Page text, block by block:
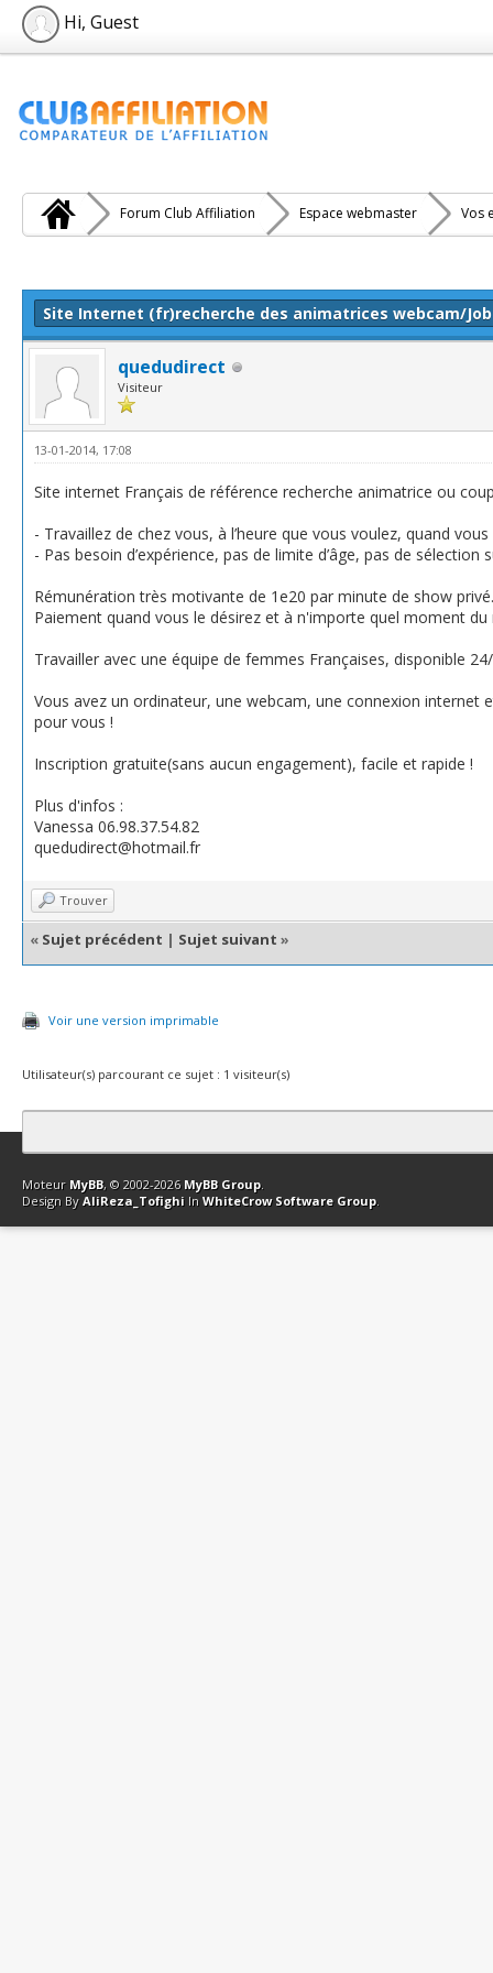
Hi, Guest
Forum Club Affiliation Espace webmaster Vos
Site Internet (fr)recherche des animatrices webcam/Job
quedudirect
Visiteur
13-01-2014, 17:08
Site internet Français de référence recherche animatrice ou
- Travaillez de chez vous, à l’heure que vous voulez, quand
- Pas besoin d’expérience, pas de limite d’âge, pas de sélection
Rémunération très motivante de 1e20 par minute de show privé.
Paiement quand vous le désirez et à n'importe quel moment du
Travailler avec une équipe de femmes Françaises, disponible
Vous avez un ordinateur, une webcam, une connexion internet
pour vous !
Inscription gratuite(sans aucun engagement), facile et rapide !
Plus d'infos :
Vanessa 06.98.37.54.82
quedudirect@hotmail.fr
Trouver
« Sujet précédent | Sujet suivant »
Voir une version imprimable
Utilisateur(s) parcourant ce sujet : 1 visiteur(s)
Contact Club Affiliation Retourner en haut Version bas-débit
Moteur MyBB, © 2002-2026 MyBB Group.
Design By AliReza_Tofighi In WhiteCrow Software Group.